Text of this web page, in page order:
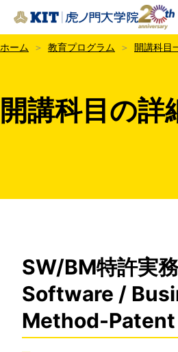
KIT虎ノ門大学院
ホーム 教育プログラム 開講科目
開講科目の詳
SW/BM特許実
Software /
Method-Patent